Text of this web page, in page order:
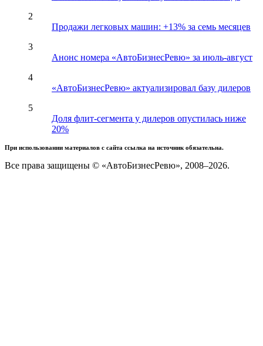
2
Продажи легковых машин: +13% за семь месяцев
3
Анонс номера «АвтоБизнесРевю» за июль-август
4
«АвтоБизнесРевю» актуализировал базу дилеров
5
Доля флит-сегмента у дилеров опустилась ниже
20%
При использовании материалов с сайта ссылка на источник обязательна.
Все права защищены © «АвтоБизнесРевю», 2008–2026.